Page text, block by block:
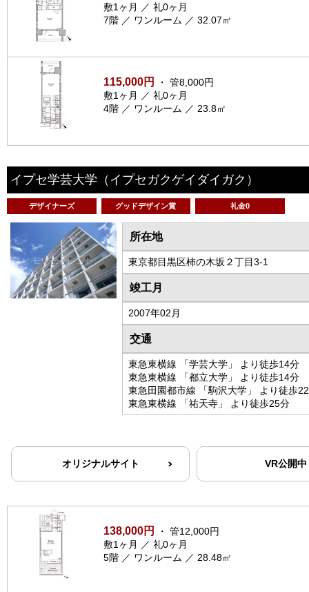
敷1ヶ月 ／ 礼0ヶ月
7階 ／ ワンルーム ／ 32.07㎡
115,000円
・ 管8,000円
敷1ヶ月 ／ 礼0ヶ月
4階 ／ ワンルーム ／ 23.8㎡
イプセ学芸大学 （イプセガクゲイダイガク）
デザイナーズ グッドデザイン賞 礼金0
所在地
東京都目黒区柿の木坂２丁目3-1
竣工月
2007年02月
交通
東急東横線 「学芸大学」 より徒歩14分
東急東横線 「都立大学」 より徒歩14分
東急田園都市線 「駒沢大学」 より徒歩
東急東横線 「祐天寺」 より徒歩25分
オリジナルサイト VR公開中
138,000円
・ 管12,000円
敷1ヶ月 ／ 礼0ヶ月
5階 ／ ワンルーム ／ 28.48㎡